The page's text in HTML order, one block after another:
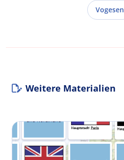
Vogesen
Weitere Materialien